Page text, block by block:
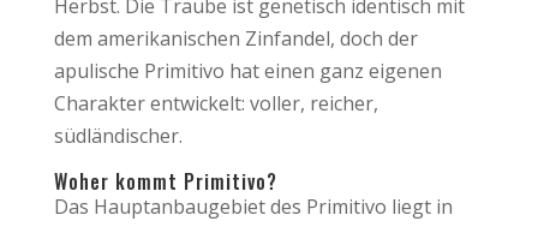
Herbst. Die Traube ist genetisch identisch mit
dem amerikanischen Zinfandel, doch der
apulische Primitivo hat einen ganz eigenen
Charakter entwickelt: voller, reicher,
südländischer.
Woher kommt Primitivo?
Das Hauptanbaugebiet des Primitivo liegt in